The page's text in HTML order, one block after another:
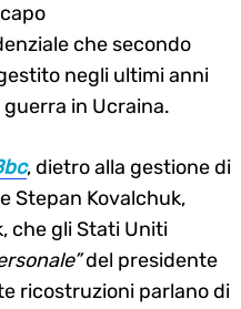
che secondo
negli ultimi anni
in Ucraina.
, dietro alla gestione di
Stepan Kovalchuk,
che gli Stati Uniti
del presidente
ricostruzioni parlano di